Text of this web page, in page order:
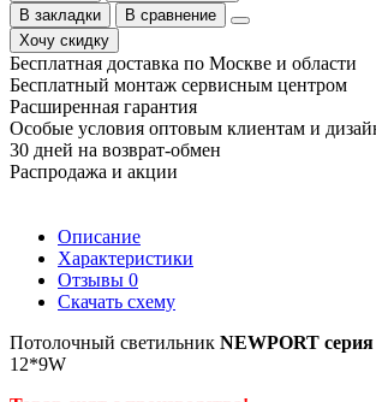
В закладки
В сравнение
Хочу скидку
Бесплатная доставка по Москве и области
Бесплатный монтаж сервисным центром
Расширенная гарантия
Особые условия оптовым клиентам и
30 дней на возврат-обмен
Распродажа и акции
Описание
Характеристики
Отзывы 0
Скачать схему
Потолочный светильник NEWPORT серия
12*9W